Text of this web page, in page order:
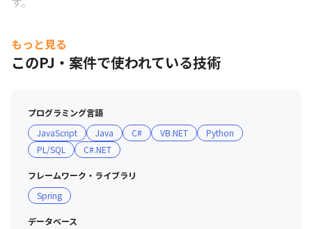
もっと見る
このPJ・案件で使われている技術
プログラミング言語
JavaScript
Java C# VB.NET
Python
PL/SQL
C#.NET
フレームワーク・ライブラリ
Spring
データベース